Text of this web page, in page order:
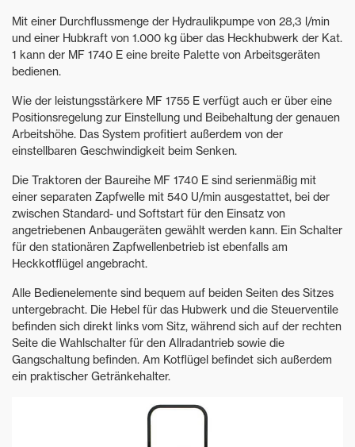
Mit einer Durchflussmenge der Hydraulikpumpe von 28,3 l/min
und einer Hubkraft von 1.000 kg über das Heckhubwerk der Kat.
1 kann der MF 1740 E eine breite Palette von Arbeitsgeräten
bedienen.
Wie der leistungsstärkere MF 1755 E verfügt auch er über eine
Positionsregelung zur Einstellung und Beibehaltung der genauen
Arbeitshöhe. Das System profitiert außerdem von der
einstellbaren Geschwindigkeit beim Senken.
Die Traktoren der Baureihe MF 1740 E sind serienmäßig mit
einer separaten Zapfwelle mit 540 U/min ausgestattet, bei der
zwischen Standard- und Softstart für den Einsatz von
angetriebenen Anbaugeräten gewählt werden kann. Ein Schalter
für den stationären Zapfwellenbetrieb ist ebenfalls am
Heckkotflügel angebracht.
Alle Bedienelemente sind bequem auf beiden Seiten des Sitzes
untergebracht. Die Hebel für das Hubwerk und die Steuerventile
befinden sich direkt links vom Sitz, während sich auf der rechten
Seite die Wahlschalter für den Allradantrieb sowie die
Gangschaltung befinden. Am Kotflügel befindet sich außerdem
ein praktischer Getränkehalter.